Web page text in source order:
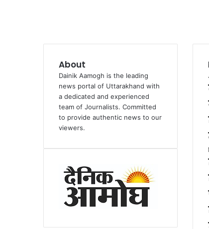
About
Dainik Aamogh is the leading
news portal of Uttarakhand with
a dedicated and experienced
team of Journalists. Committed
to provide authentic news to our
viewers.